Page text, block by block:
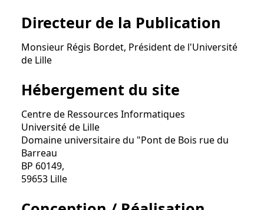
Directeur de la Publication
Monsieur Régis Bordet, Président de l'Université
de Lille
Hébergement du site
Centre de Ressources Informatiques
Université de Lille
Domaine universitaire du "Pont de Bois rue du
Barreau
BP 60149,
59653 Lille